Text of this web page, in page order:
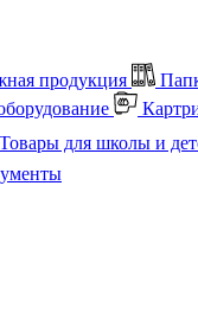
продукция
Товары для школы и